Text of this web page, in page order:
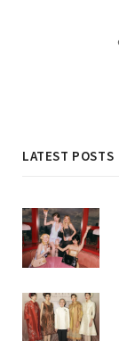
LATEST POSTS